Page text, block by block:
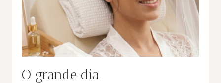
O grande dia